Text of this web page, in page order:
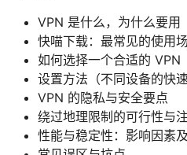
VPN 是什么，为什么要用
快喵下载：最常见的使用
如何选择一个合适的 VPN
设置方法（不同设备的快速
VPN 的隐私与安全要点
绕过地理限制的可行性与
性能与稳定性：影响因素